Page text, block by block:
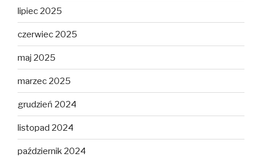
lipiec 2025
czerwiec 2025
maj 2025
marzec 2025
grudzień 2024
listopad 2024
październik 2024